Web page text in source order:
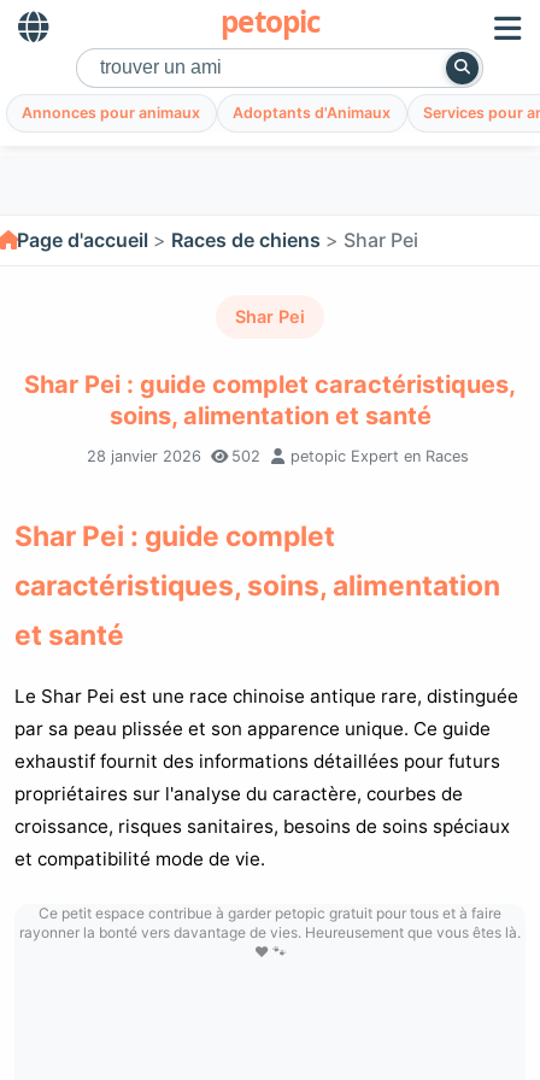
petopic
Annonces pour animaux Adoptants d'Animaux Services pour
Page d'accueil Races de chiens Shar Pei
Shar Pei
Shar Pei : guide complet caractéristiques,
soins, alimentation et santé
28 janvier 2026 502 petopic Expert en Races
Shar Pei : guide complet
caractéristiques, soins, alimentation
et santé
Le Shar Pei est une race chinoise antique rare, distinguée
par sa peau plissée et son apparence unique. Ce guide
exhaustif fournit des informations détaillées pour futurs
propriétaires sur l'analyse du caractère, courbes de
croissance, risques sanitaires, besoins de soins spéciaux
et compatibilité mode de vie.
Ce petit espace contribue à garder petopic gratuit pour tous et à faire
rayonner la bonté vers davantage de vies. Heureusement que vous êtes là.
❤️ 🐾